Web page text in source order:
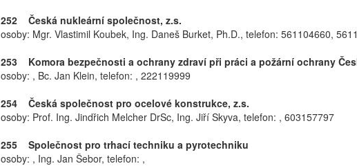
252 Česká nukleární společnost, z.s.
osoby: Mgr. Vlastimil Koubek, Ing. Daneš Burket, Ph.D., telefon: 561104660,
253 Komora bezpečnosti a ochrany zdraví při práci a požární ochrany
osoby: , Bc. Jan Klein, telefon: , 222119999
254 Česká společnost pro ocelové konstrukce, z.s.
osoby: Prof. Ing. Jindřich Melcher DrSc, Ing. Jiří Skyva, telefon: , 603157797
255 Společnost pro trhací techniku a pyrotechniku
osoby: , Ing. Jan Šebor, telefon: ,